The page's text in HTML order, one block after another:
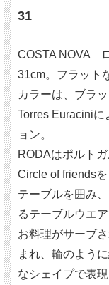
31
COSTA NOVA
31cm。フラット
カラーは、ブラッ
Torres Euracini
ョン。
RODAはポルトガ
Circle of friends
テーブルを囲み
るテーブルウエア
お料理がサーブ
まれ、輪のよう
なシェイプで表現